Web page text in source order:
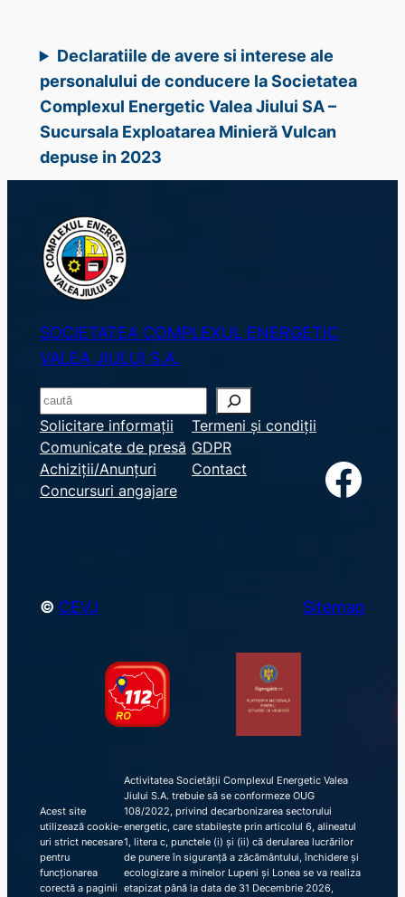
Declaratiile de avere si interese ale
personalului de conducere la Societatea
Complexul Energetic Valea Jiului SA –
Sucursala Exploatarea Minieră Vulcan
depuse in 2023
SOCIETATEA COMPLEXUL ENERGETIC
VALEA JIULUI S.A.
S
e
a
r
c
Solicitare informații
Comunicate de presă
Achiziții/Anunțuri
Concursuri angajare
Termeni și condiții
GDPR
Contact
Facebook
© CEVJ Sitemap
Acest site
utilizează cookie-
uri strict necesare
pentru
funcționarea
corectă a paginii
Activitatea Societății Complexul Energetic Valea
Jiului S.A. trebuie să se conformeze OUG
108/2022, privind decarbonizarea sectorului
energetic, care stabilește prin articolul 6, alineatul
1, litera c, punctele (i) și (ii) că derularea lucrărilor
de punere în siguranță a zăcământului, închidere și
ecologizare a minelor Lupeni și Lonea se va realiza
etapizat până la data de 31 Decembrie 2026,